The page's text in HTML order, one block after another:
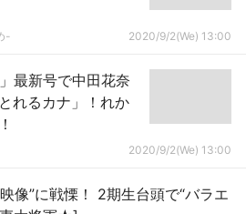
- 2020/9/2(We) 13:00
最新号で中田花奈
れるカナ」！れか
2020/9/2(We) 13:00
像”に戦慄！ 2期生台頭で“バラエ